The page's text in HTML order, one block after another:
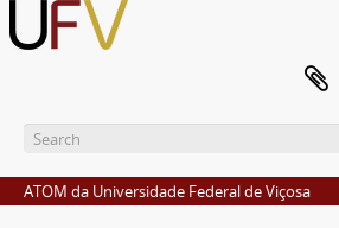
ATOM da Universidade Federal de Viçosa